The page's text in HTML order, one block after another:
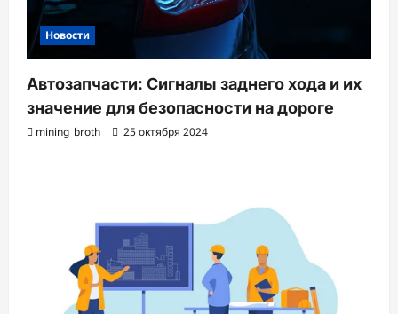
Новости
Автозапчасти: Сигналы заднего хода и их
значение для безопасности на дороге
mining_broth 25 октября 2024